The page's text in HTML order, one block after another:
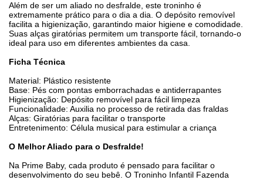
Além de ser um aliado no desfralde, este troninho é
extremamente prático para o dia a dia. O depósito removível
facilita a higienização, garantindo maior higiene e comodidade.
Suas alças giratórias permitem um transporte fácil, tornando-o
ideal para uso em diferentes ambientes da casa.
Ficha Técnica
Material: Plástico resistente
Base: Pés com pontas emborrachadas e antiderrapantes
Higienização: Depósito removível para fácil limpeza
Funcionalidade: Auxilia no processo de retirada das fraldas
Alças: Giratórias para facilitar o transporte
Entretenimento: Célula musical para estimular a criança
O Melhor Aliado para o Desfralde!
Na Prime Baby, cada produto é pensado para facilitar o
desenvolvimento do seu bebê. O Troninho Infantil Fazenda